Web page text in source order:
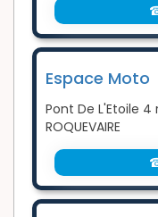
Espace Moto
Pont De L'Etoile 4
ROQUEVAIRE